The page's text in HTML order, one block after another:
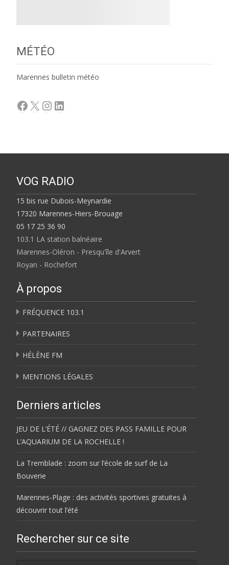
MÉTÉO
Marennes bulletin météo
Facebook
X Instagram
LinkedIn
VOG RADIO
15 bis rue Dubois-Meynardie
17320 Marennes-Hiers-Brouage
05 17 25 36 90
103.1 LA station balnéaire
Marennes-Oléron - Presqu'île d'Arvert
Royan - Rochefort
À propos
FRÉQUENCE 103.1
PARTENAIRES
HÉLÈNE FM
MENTIONS LÉGALES
Derniers articles
JEU DE L’ÉTÉ // GAGNEZ DES PASS FAMILLE POUR
L’AQUARIUM DE LA ROCHELLE !
La Tremblade : zoom sur l’école de surf de La
Bouverie
Marennes-Plage : des activités sportives gratuites à
découvrir tout l’été
Rechercher sur ce site